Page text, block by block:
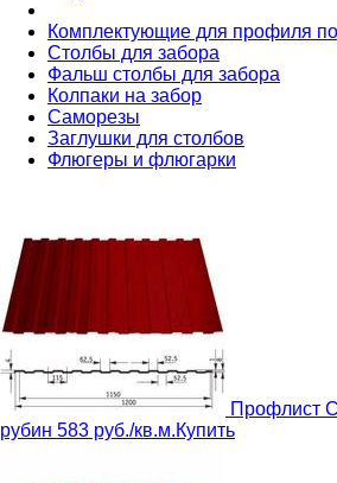
Комплектующие для профиля
Столбы для забора
Фальш столбы для забора
Колпаки на забор
Cаморезы
Заглушки для столбов
Флюгеры и флюгарки
Профлист
рубин 583 руб./кв.м.Купить